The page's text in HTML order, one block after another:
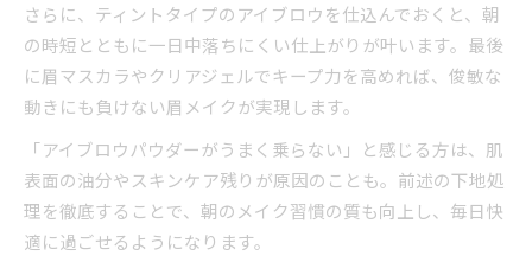
落ちないアイブロウおすすめタイプの見極め
アイブロウの持続力を左右する成分とは
自分に合うアイブロウ選びで俊敏性アップ
ドラッグストアで選ぶ落ちないアイブロウ
さらに、ティントタイプのアイブロウを仕込んでおくと、朝
の時短とともに一日中落ちにくい仕上がりが叶います。最後
に眉マスカラやクリアジェルでキープ力を高めれば、俊敏な
動きにも負けない眉メイクが実現します。
「アイブロウパウダーがうまく乗らない」と感じる方は、肌
表面の油分やスキンケア残りが原因のことも。前述の下地処
理を徹底することで、朝のメイク習慣の質も向上し、毎日快
適に過ごせるようになります。